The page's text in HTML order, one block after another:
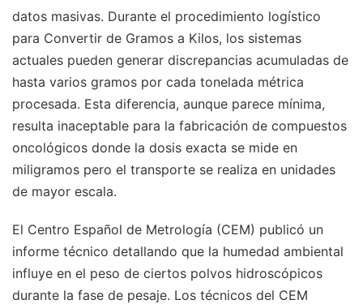
datos masivas. Durante el procedimiento logístico
para Convertir de Gramos a Kilos, los sistemas
actuales pueden generar discrepancias acumuladas de
hasta varios gramos por cada tonelada métrica
procesada. Esta diferencia, aunque parece mínima,
resulta inaceptable para la fabricación de compuestos
oncológicos donde la dosis exacta se mide en
miligramos pero el transporte se realiza en unidades
de mayor escala.
El Centro Español de Metrología (CEM) publicó un
informe técnico detallando que la humedad ambiental
influye en el peso de ciertos polvos hidroscópicos
durante la fase de pesaje. Los técnicos del CEM